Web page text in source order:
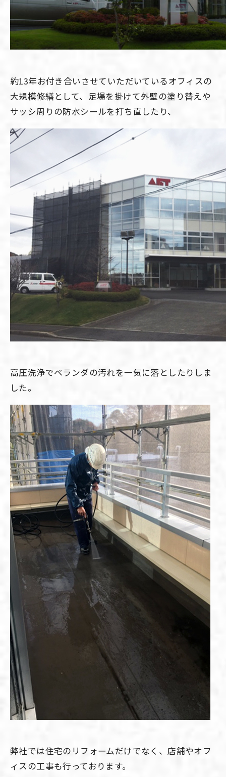
約13年お付き合いさせていただいているオフィスの
大規模修繕として、足場を掛けて外壁の塗り替えや
サッシ周りの防水シールを打ち直したり、
高圧洗浄でベランダの汚れを一気に落としたりしま
した。
弊社では住宅のリフォームだけでなく、店舗やオフ
ィスの工事も行っております。